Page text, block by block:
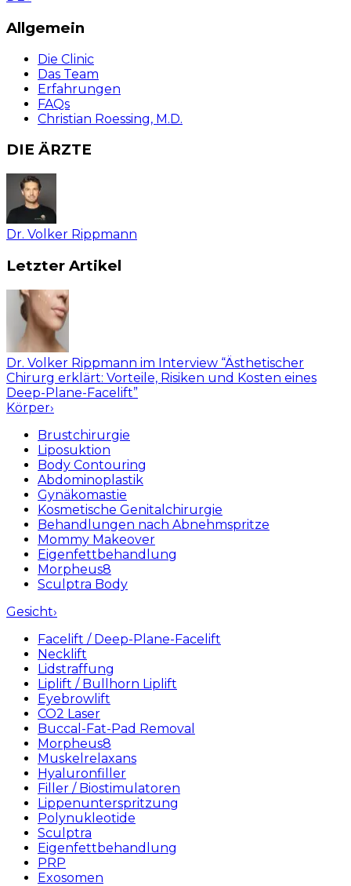
Allgemein
Die Clinic
Das Team
Erfahrungen
FAQs
Christian Roessing, M.D.
DIE ÄRZTE
Dr. Volker Rippmann
Letzter Artikel
Dr. Volker Rippmann im Interview “Ästhetischer
Chirurg erklärt: Vorteile, Risiken und Kosten eines
Deep-Plane-Facelift”
Körper›
Brustchirurgie
Liposuktion
Body Contouring
Abdominoplastik
Gynäkomastie
Kosmetische Genitalchirurgie
Behandlungen nach Abnehmspritze
Mommy Makeover
Eigenfettbehandlung
Morpheus8
Sculptra Body
Gesicht›
Facelift / Deep-Plane-Facelift
Necklift
Lidstraffung
Liplift / Bullhorn Liplift
Eyebrowlift
CO2 Laser
Buccal-Fat-Pad Removal
Morpheus8
Muskelrelaxans
Hyaluronfiller
Filler / Biostimulatoren
Lippenunterspritzung
Polynukleotide
Sculptra
Eigenfettbehandlung
PRP
Exosomen